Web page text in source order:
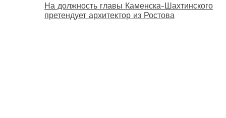
На должность главы Каменска-Шахтинского
претендует архитектор из Ростова